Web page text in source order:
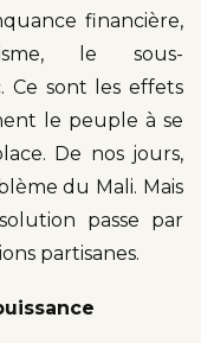
financière,
le sous-
Ce sont les effets
le peuple à se
De nos jours,
du Mali. Mais
passe par
partisanes.